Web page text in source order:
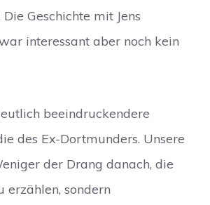
Geschichte mit Jens
interessant aber noch kein
beeindruckendere
des Ex-Dortmunders. Unsere
der Drang danach, die
erzählen, sondern